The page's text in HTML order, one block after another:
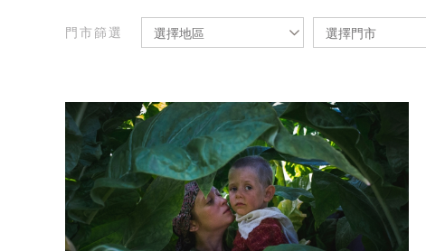
門市篩選 選擇地區 選擇門市